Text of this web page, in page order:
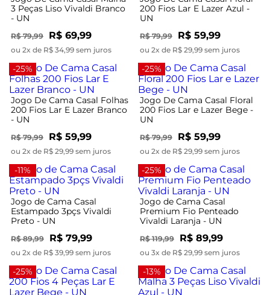
3 Peças Liso Vivaldi Branco
- UN
R$ 79,99 R$ 69,99
ou 2x de R$ 34,99 sem juros
200 Fios Lar E Lazer Azul -
UN
R$ 79,99 R$ 59,99
ou 2x de R$ 29,99 sem juros
-25%
Jogo De Cama Casal Folhas
200 Fios Lar E Lazer Branco
- UN
R$ 79,99 R$ 59,99
ou 2x de R$ 29,99 sem juros
-25%
Jogo De Cama Casal Floral
200 Fios Lar e Lazer Bege -
UN
R$ 79,99 R$ 59,99
ou 2x de R$ 29,99 sem juros
-11%
Jogo de Cama Casal
Estampado 3pçs Vivaldi
Preto - UN
R$ 89,99 R$ 79,99
ou 2x de R$ 39,99 sem juros
-25%
Jogo de Cama Casal
Premium Fio Penteado
Vivaldi Laranja - UN
R$ 119,99 R$ 89,99
ou 3x de R$ 29,99 sem juros
-25% -13%